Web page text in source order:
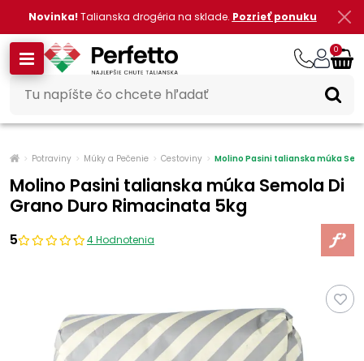
Novinka! Talianska drogéria na sklade. Pozrieť ponuku
0
Potraviny Múky a Pečenie Cestoviny Molino Pasini talianska múka
Molino Pasini talianska múka Semola Di
Grano Duro Rimacinata 5kg
5 4 Hodnotenia